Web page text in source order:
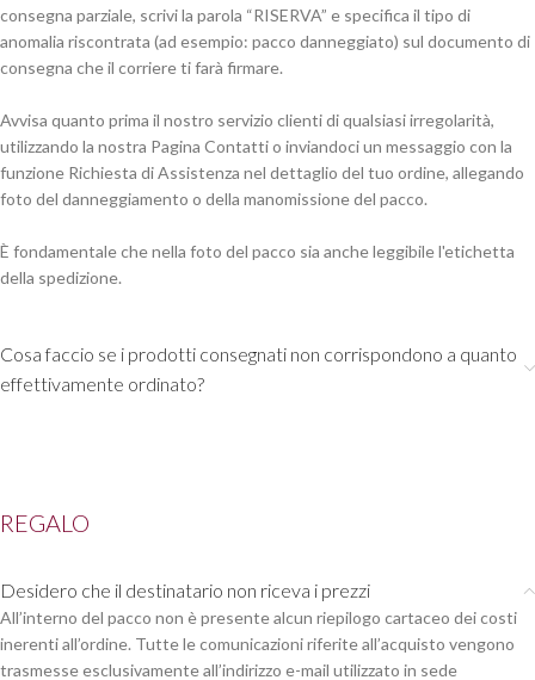
consegna parziale, scrivi la parola “RISERVA” e specifica il tipo di
anomalia riscontrata (ad esempio: pacco danneggiato) sul documento di
consegna che il corriere ti farà firmare.
Avvisa quanto prima il nostro servizio clienti di qualsiasi irregolarità,
utilizzando la nostra Pagina Contatti o inviandoci un messaggio con la
funzione Richiesta di Assistenza nel dettaglio del tuo ordine, allegando
foto del danneggiamento o della manomissione del pacco.
È fondamentale che nella foto del pacco sia anche leggibile l'etichetta
della spedizione.
Cosa faccio se i prodotti consegnati non corrispondono a quanto
effettivamente ordinato?
REGALO
Desidero che il destinatario non riceva i prezzi
All’interno del pacco non è presente alcun riepilogo cartaceo dei costi
inerenti all’ordine. Tutte le comunicazioni riferite all’acquisto vengono
trasmesse esclusivamente all’indirizzo e-mail utilizzato in sede